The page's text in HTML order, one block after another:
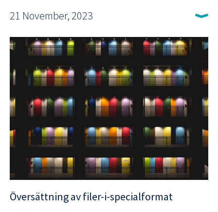
21 November, 2023
Översättning av filer-i-specialformat